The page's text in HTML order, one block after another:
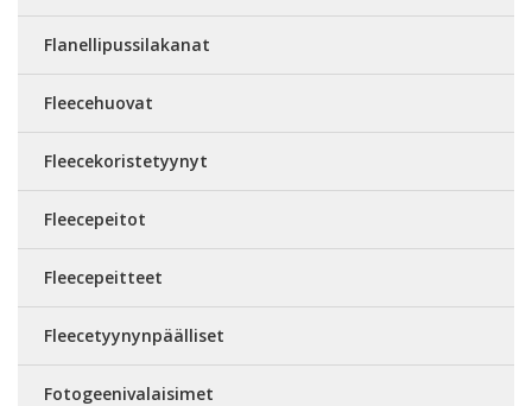
Flanellipussilakanat
Fleecehuovat
Fleecekoristetyynyt
Fleecepeitot
Fleecepeitteet
Fleecetyynynpäälliset
Fotogeenivalaisimet